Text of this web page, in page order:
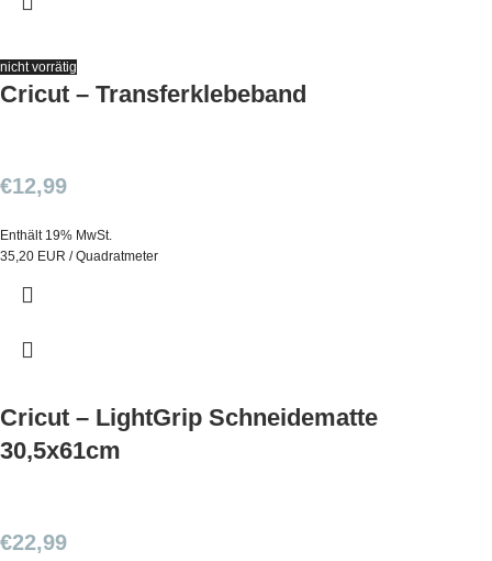
nicht vorrätig
Cricut – Transferklebeband
€12,99
Enthält 19% MwSt.
35,20 EUR / Quadratmeter
Cricut – LightGrip Schneidematte
30,5x61cm
€22,99